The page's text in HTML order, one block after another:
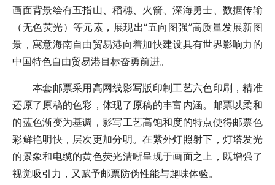
画面背景绘有五指山、稻穗、火箭、深海勇士、数据传输
（无色荧光）等元素，展现出“五向图强”高质量发展新图
景，寓意海南自由贸易港向着加快建设具有世界影响力的
中国特色自由贸易港目标奋勇前进。
本套邮票采用高网线影写版印制工艺六色印刷，精准
还原了原稿的色彩，体现了原稿的丰富内涵。邮票以柔和
的蓝色渐变为基调，影写工艺高饱和度的特点使得邮票色
彩鲜艳明快，层次更加分明。在紫外灯照射下，灯塔发光
的景象和电缆的黄色荧光清晰呈现于画面之上，既增强了
视觉吸引力，又赋予邮票防伪性能与趣味体验。